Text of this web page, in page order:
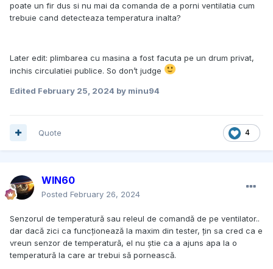
poate un fir dus si nu mai da comanda de a porni ventilatia cum
trebuie cand detecteaza temperatura inalta?
Later edit: plimbarea cu masina a fost facuta pe un drum privat,
inchis circulatiei publice. So don’t judge
Edited February 25, 2024 by minu94
4
Quote
WIN60
Posted February 26, 2024
Senzorul de temperatură sau releul de comandă de pe ventilator..
dar dacă zici ca funcționează la maxim din tester, țin sa cred ca e
vreun senzor de temperatură, el nu știe ca a ajuns apa la o
temperatură la care ar trebui să pornească.